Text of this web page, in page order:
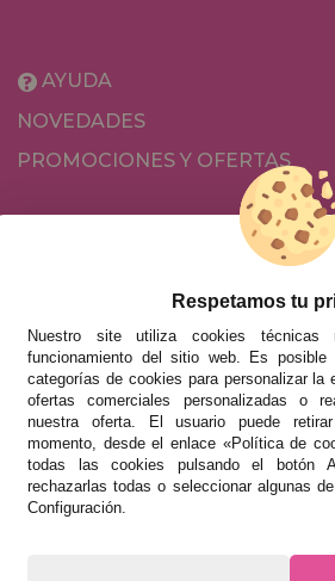
AYUDA
NOVEDADES
PROMOCIONES Y OFERTAS
tus puzzles a cualquier
Castellón, Ceuta, Ciudad
Melilla, Murcia, Navarra,
Respetamos tu
Nuestro site utiliza cookies técnicas
funcionamiento del sitio web. Es
categorías de cookies para personalizar la
ofertas comerciales personalizadas o
nuestra oferta. El usuario puede
momento, desde el enlace «Política de
todas las cookies pulsando el botón
rechazarlas todas o seleccionar algunas
Configuración.